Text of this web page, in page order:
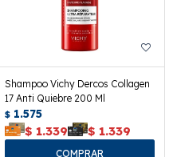
Shampoo Vichy Dercos Collagen
17 Anti Quiebre 200 Ml
$ 1.575
$ 1.339 $ 1.339